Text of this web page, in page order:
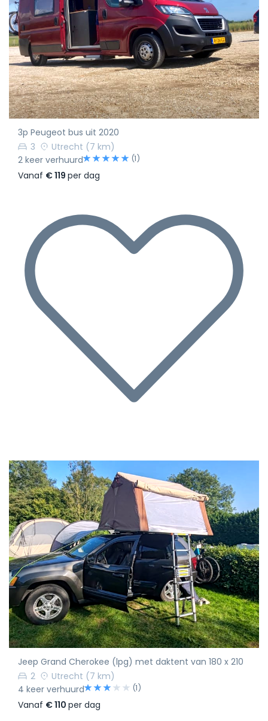
3p Peugeot bus uit 2020
3
Utrecht (7 km)
2 keer verhuurd
(1)
Vanaf € 119 per dag
Jeep Grand Cherokee (lpg) met daktent van 180 x 210
2
Utrecht (7 km)
4 keer verhuurd
(1)
Vanaf € 110 per dag